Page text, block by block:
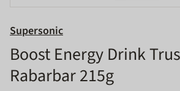
Supersonic
Boost Energy Drink
Rabarbar 215g